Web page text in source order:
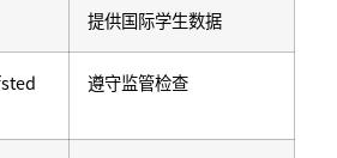
提供国际学生数据
遵守监管检查